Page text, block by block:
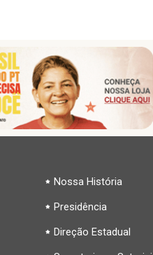
Nossa História
Presidência
Direção Estadual